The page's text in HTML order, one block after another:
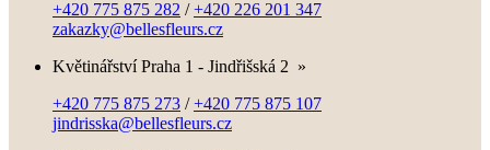
+420 775 875 282 /+420 226 201 347
zakazky@bellesfleurs.cz
Květinářství Praha 1 - Jindřišská 2 »
+420 775 875 273 /+420 775 875 107
jindrisska@bellesfleurs.cz